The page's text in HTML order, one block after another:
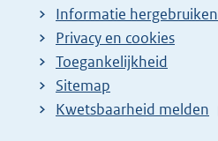
Informatie hergebruiken
Privacy en cookies
Toegankelijkheid
Sitemap
E
Kwetsbaarheid melden